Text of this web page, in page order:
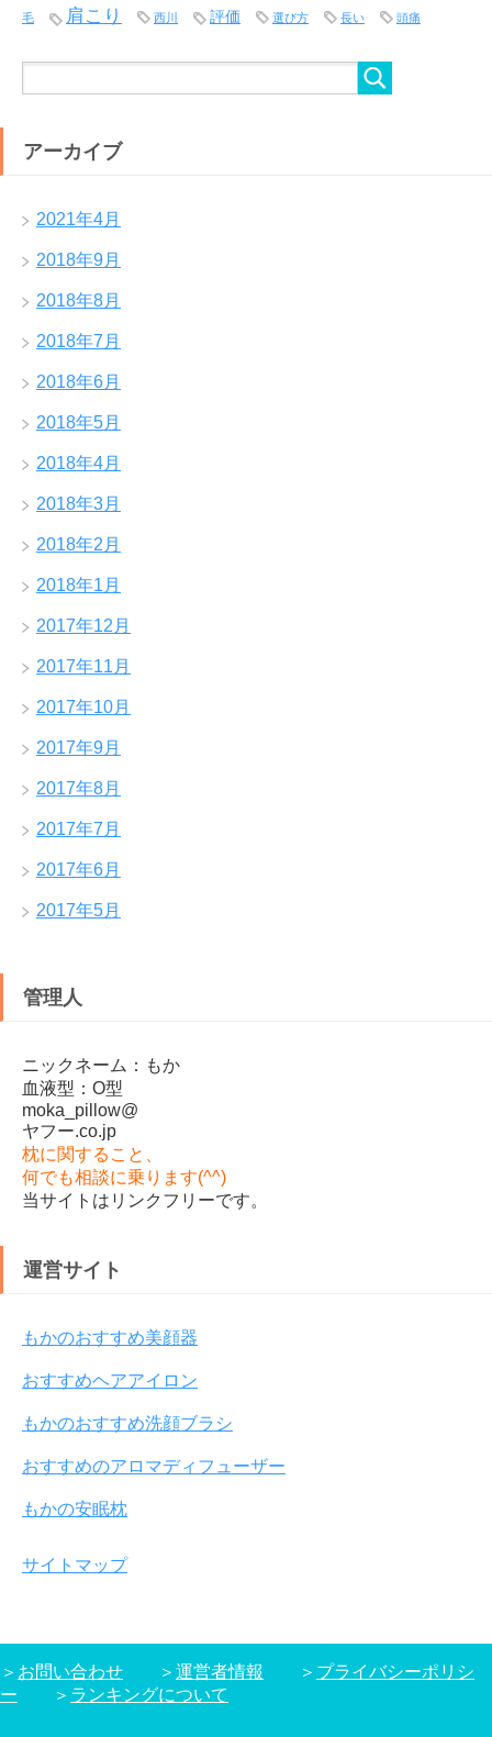
毛 肩こり 西川 評価 選び方 長い 頭痛
アーカイブ
2021年4月
2018年9月
2018年8月
2018年7月
2018年6月
2018年5月
2018年4月
2018年3月
2018年2月
2018年1月
2017年12月
2017年11月
2017年10月
2017年9月
2017年8月
2017年7月
2017年6月
2017年5月
管理人
ニックネーム：もか
血液型：O型
moka_pillow@
ヤフー.co.jp
枕に関すること、
何でも相談に乗ります(^^)
当サイトはリンクフリーです。
運営サイト
もかのおすすめ美顔器
おすすめヘアアイロン
もかのおすすめ洗顔ブラシ
おすすめのアロマディフューザー
もかの安眠枕
サイトマップ
＞ お問い合わせ ＞ 運営者情報 ＞ プライバシーポリシ
ー ＞ ランキングについて